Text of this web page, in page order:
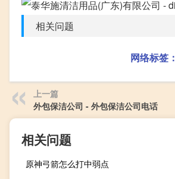
相关问题
网络标签：
上一篇
外包保洁公司 - 外包保洁公司电话
相关问题
原神弓箭怎么打中弱点